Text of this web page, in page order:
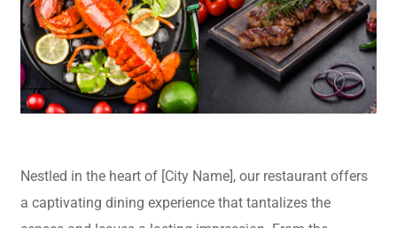
Nestled in the heart of [City Name], our restaurant offers
a captivating dining experience that tantalizes the